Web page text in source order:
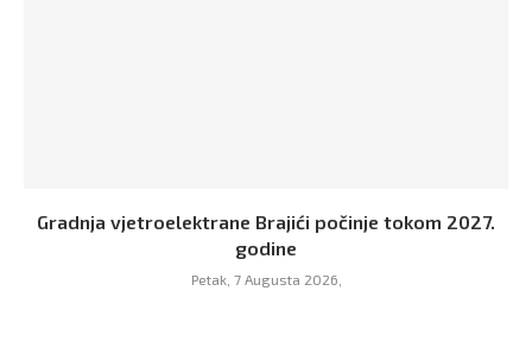
Gradnja vjetroelektrane Brajići počinje tokom 2027.
godine
Petak, 7 Augusta 2026,